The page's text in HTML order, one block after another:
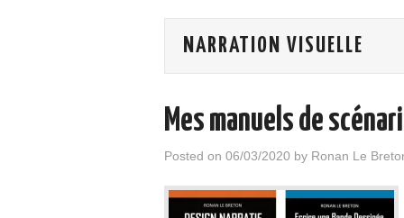
NARRATION VISUELLE
Mes manuels de
Posted on 06/03/2020 by Ronan Le